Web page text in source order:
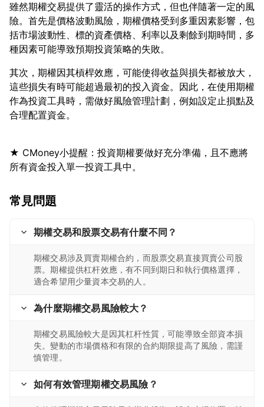
雖然期權交易提供了靈活的操作方式，但也伴隨著一定的風
險。首先是價格波動風險，期權價格受到多重因素影響，包
括市場波動性、標的資產價格、利率以及剩餘到期時間，多
其次，期權因其槓桿效應，可能使得收益與損失都被放大，
這些損失有時可能超過最初的投入資金。因此，在使用期權
作為投資工具時，需做好風險管理計劃，例如設定止損點及
★ CMoney小提醒：投資期權要做好充分準備，且不應將
常見問題
期權交易和股票交易有什麼不同？
期權交易涉及買賣期權合約，而股票交易直接買賣公司股
票。期權提供杠杆效應，有不同到期日和執行價格選擇，
適合希望用少量資本交易的人。
為什麼期權交易風險較大？
期權交易風險較大是因其杠杆性質，可能導致全部資本損
失。變動的市場價格和有限的合約期限提高了風險，需謹
慎管理。
如何有效管理期權交易風險？